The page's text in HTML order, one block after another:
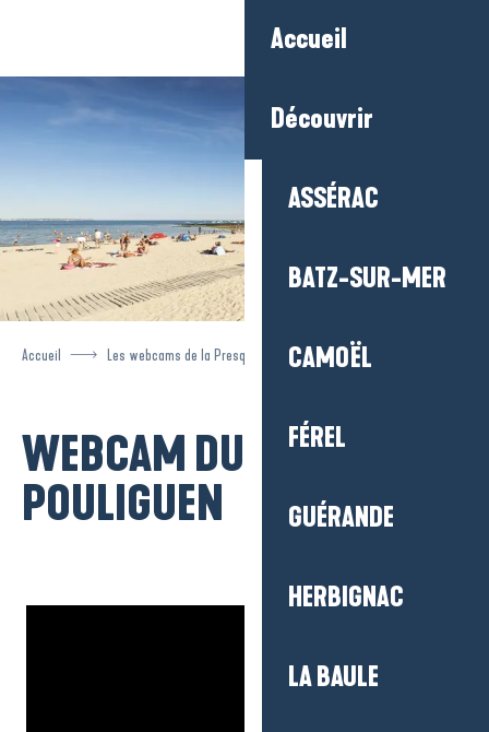
Accueil
Découvrir
ASSÉRAC
BATZ-SUR-MER
CAMOËL
FÉREL
GUÉRANDE
HERBIGNAC
LA BAULE
Accueil Les webcams de la Presqu’île Webcam du Pouliguen
WEBCAM DU
POULIGUEN